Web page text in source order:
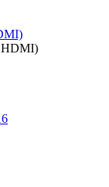
HDMI)